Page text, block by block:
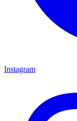
Instagram